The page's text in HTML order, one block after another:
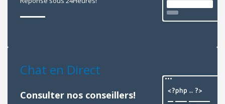
Chat en Direct
Consulter nos conseillers!